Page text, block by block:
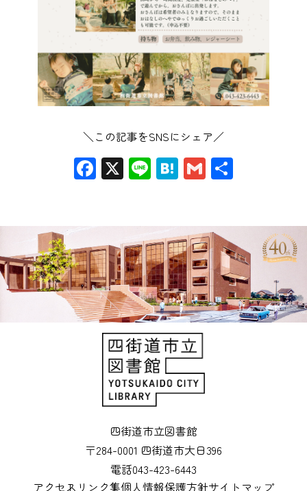
＼この記事をSNSにシェア／
Facebook
X LineHatena
Gmail
四街道市立図書館
〒284-0001 四街道市大日396
電話043-423-6443
アクセス リンク集個人情報保護方針サイトマップ